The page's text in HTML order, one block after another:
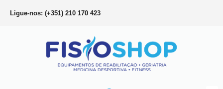
Ligue-nos: (+351) 210 170 423